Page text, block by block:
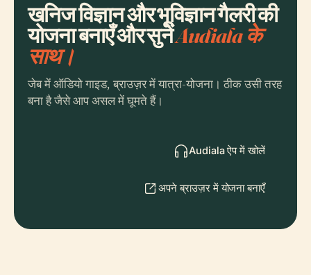
खनिज विज्ञान और भूविज्ञान गैलरी की
योजना बनाएँ और सुनेंAudiala के
साथ।
जेब में ऑडियो गाइड, ब्राउज़र में यात्रा-योजना। ठीक उसी तरह
बना है जैसे आप असल में घूमते हैं।
Audiala ऐप में खोलें
अपने ब्राउज़र में योजना बनाएँ